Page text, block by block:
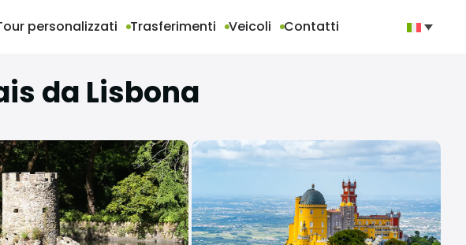
personalizzati Trasferimenti Veicoli Contatti
da Lisbona